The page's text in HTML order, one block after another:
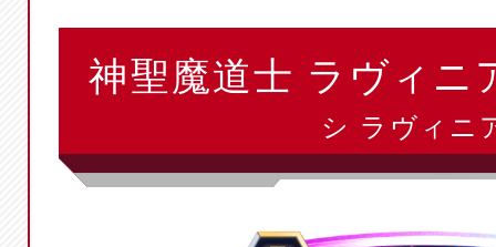
神聖魔道士 ラヴィ
シ ラヴィニ